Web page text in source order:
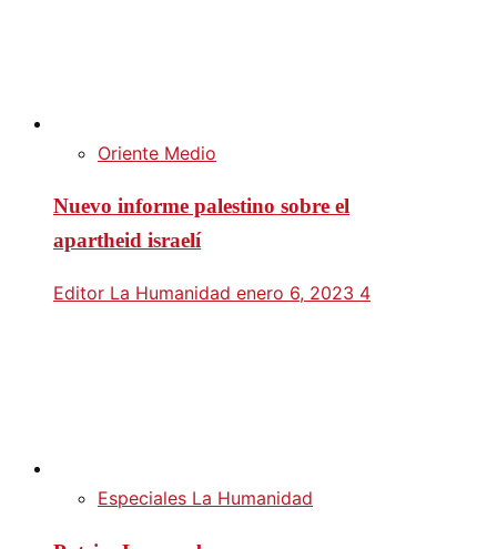
Oriente Medio
Nuevo informe palestino sobre el
apartheid israelí
Editor La Humanidad enero 6, 2023 4
Especiales La Humanidad